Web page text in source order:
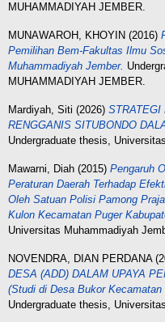
MUHAMMADIYAH JEMBER.
MUNAWAROH, KHOYIN (2016)
Pemilihan Bem-Fakultas Ilmu
Muhammadiyah Jember.
MUHAMMADIYAH JEMBER.
Mardiyah, Siti (2026) STRATEGI
RENGGANIS SITUBONDO
Undergraduate thesis,
Mawarni, Diah (2015) Pengaruh
Peraturan Daerah Terhadap
Oleh Satuan Polisi Pamong
Kulon Kecamatan Puger
Universitas Muhammadiyah
NOVENDRA, DIAN PERDANA
DESA (ADD) DALAM UPAYA
(Studi di Desa Bukor
Undergraduate thesis,